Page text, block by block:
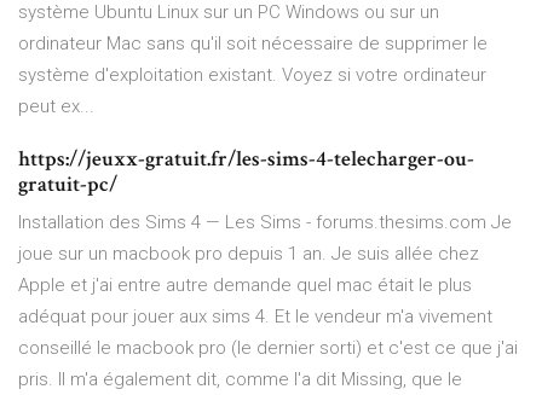
système Ubuntu Linux sur un PC Windows ou sur un
ordinateur Mac sans qu'il soit nécessaire de supprimer le
système d'exploitation existant. Voyez si votre ordinateur
peut ex...
https://jeuxx-gratuit.fr/les-sims-4-telecharger-ou-
gratuit-pc/
Installation des Sims 4 — Les Sims - forums.thesims.com Je
joue sur un macbook pro depuis 1 an. Je suis allée chez
Apple et j'ai entre autre demande quel mac était le plus
adéquat pour jouer aux sims 4. Et le vendeur m'a vivement
conseillé le macbook pro (le dernier sorti) et c'est ce que j'ai
pris. Il m'a également dit, comme l'a dit Missing, que le